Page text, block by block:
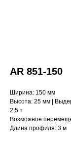
AR 851-150
Ширина: 150 мм
Высота: 25 мм |
2,5 т
Возможное
Длина профиля: 3 м